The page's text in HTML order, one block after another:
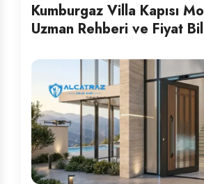
Kumburgaz Villa Kapısı
Uzman Rehberi ve Fiyat